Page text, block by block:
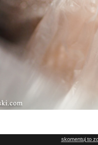
skomentuj to